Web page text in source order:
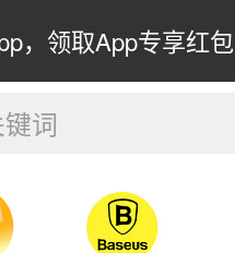
，领取App专享红包
词